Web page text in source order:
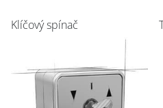
Klíčový spínač